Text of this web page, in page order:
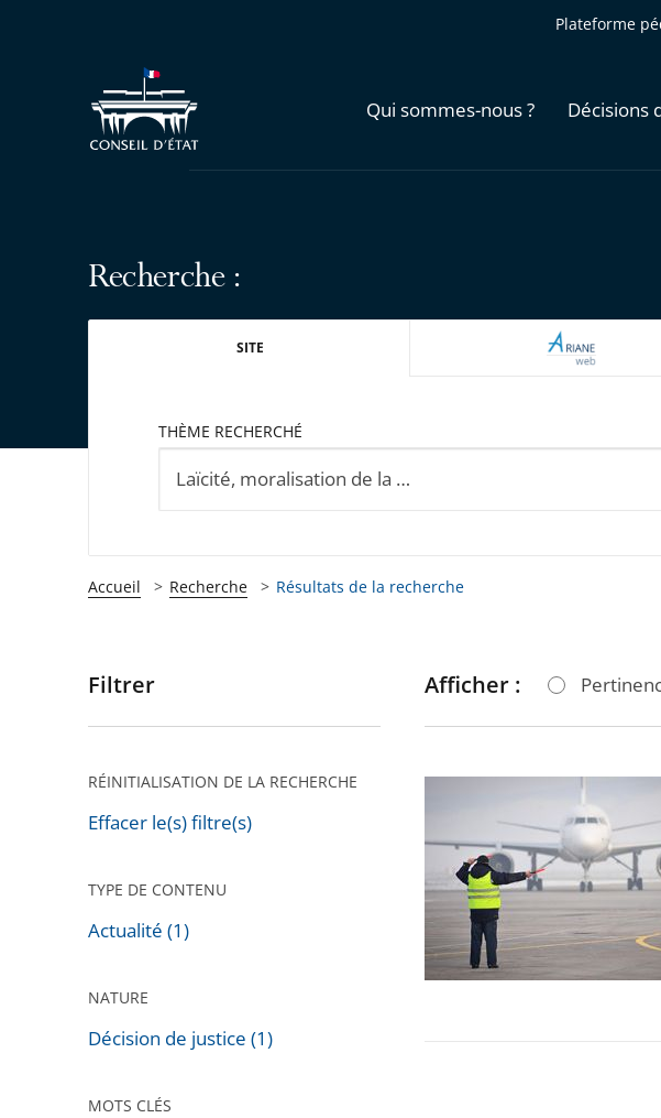
Plateforme
Qui sommes-nous ? Décisions
Recherche :
SITE ARIANEWEB
THÈME RECHERCHÉ
Accueil Recherche Résultats de la recherche
Passer
pour
après
Filtrer
RÉINITIALISATION DE LA RECHERCHE
Effacer le(s) filtre(s)
TYPE DE CONTENU
Actualité (1)
NATURE
Décision de justice (1)
MOTS CLÉS
Afficher :
l'aéroport
de
Toulouse-
Blagnac